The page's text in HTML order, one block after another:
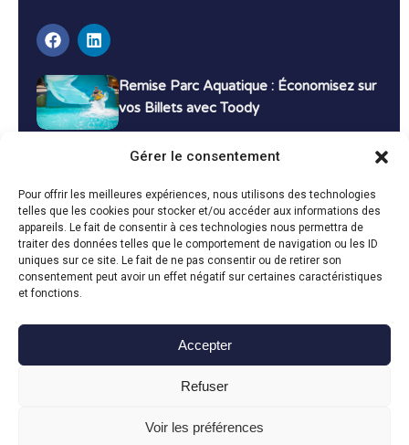
Gérer le consentement
Pour offrir les meilleures expériences, nous utilisons des technologies
telles que les cookies pour stocker et/ou accéder aux informations des
appareils. Le fait de consentir à ces technologies nous permettra de
traiter des données telles que le comportement de navigation ou les ID
uniques sur ce site. Le fait de ne pas consentir ou de retirer son
consentement peut avoir un effet négatif sur certaines caractéristiques
et fonctions.
Accepter
Refuser
Voir les préférences
Remise Parc Aquatique : Économisez sur
vos Billets avec Toody
Bons Plans Voyage : Économisez sur vos
Vacances avec Toody
13 décembre 2024 Bon plans
Toody © 2024
Mentions légales
Politique de cookies